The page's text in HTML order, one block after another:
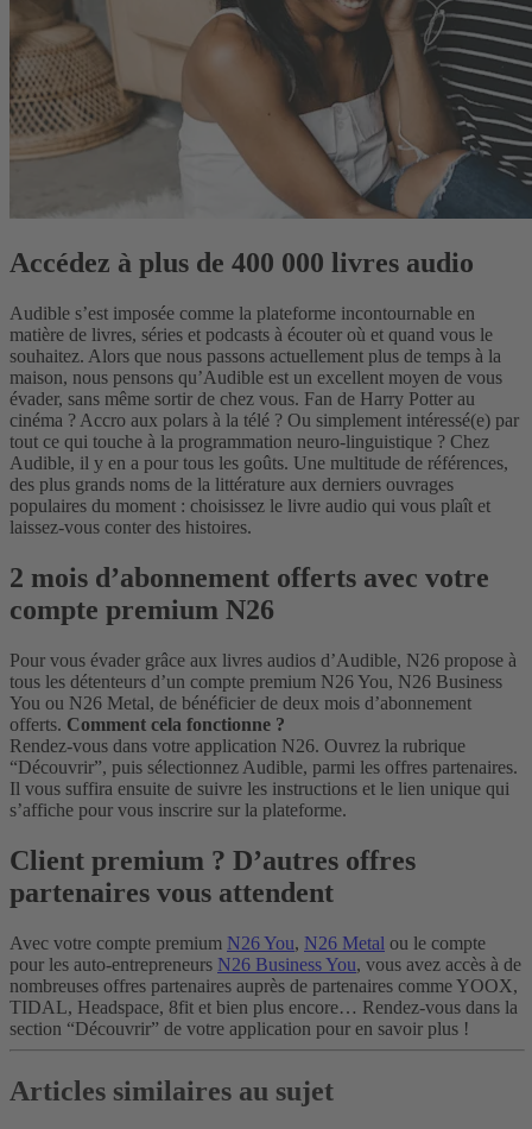
Accédez à plus de 400 000 livres audio
Audible s’est imposée comme la plateforme incontournable en
matière de livres, séries et podcasts à écouter où et quand vous le
souhaitez. Alors que nous passons actuellement plus de temps à la
maison, nous pensons qu’Audible est un excellent moyen de vous
évader, sans même sortir de chez vous. Fan de Harry Potter au
cinéma ? Accro aux polars à la télé ? Ou simplement intéressé(e) par
tout ce qui touche à la programmation neuro-linguistique ? Chez
Audible, il y en a pour tous les goûts. Une multitude de références,
des plus grands noms de la littérature aux derniers ouvrages
populaires du moment : choisissez le livre audio qui vous plaît et
laissez-vous conter des histoires.
2 mois d’abonnement offerts avec votre
compte premium N26
Pour vous évader grâce aux livres audios d’Audible, N26 propose à
tous les détenteurs d’un compte premium N26 You, N26 Business
You ou N26 Metal, de bénéficier de deux mois d’abonnement
offerts. Comment cela fonctionne ?
Rendez-vous dans votre application N26. Ouvrez la rubrique
“Découvrir”, puis sélectionnez Audible, parmi les offres partenaires.
Il vous suffira ensuite de suivre les instructions et le lien unique qui
s’affiche pour vous inscrire sur la plateforme.
Client premium ? D’autres offres
partenaires vous attendent
Avec votre compte premium N26 You, N26 Metal ou le compte
pour les auto-entrepreneurs N26 Business You, vous avez accès à de
nombreuses offres partenaires auprès de partenaires comme YOOX,
TIDAL, Headspace, 8fit et bien plus encore… Rendez-vous dans la
section “Découvrir” de votre application pour en savoir plus !
Articles similaires au sujet